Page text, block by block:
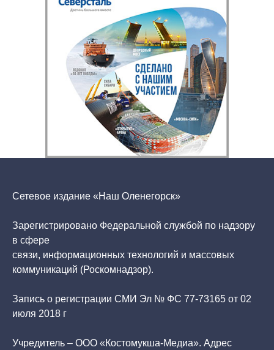
Сетевое издание «Наш Оленегорск»
Зарегистрировано Федеральной службой по надзору
в сфере
связи, информационных технологий и массовых
коммуникаций (Роскомнадзор).
Запись о регистрации СМИ Эл № ФС 77-73165 от 02
июля 2018 г
Учредитель – ООО «Костомукша-Медиа». Адрес